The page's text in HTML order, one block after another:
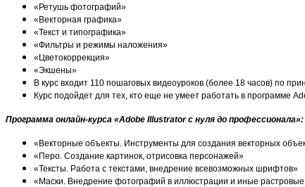
«Ретушь фотографий»
«Векторная графика»
«Текст и типографика»
«Фильтры и режимы наложения»
«Цветокоррекция»
«Экшены»
В курс входит 110 пошаговых видеоуроков (более 18 часов) по
Курс подойдет для тех, кто еще не умеет работать в программе
Программа онлайн-курса «Adobe Illustrator с нуля до профессионала»:
«Векторные объекты. Инструменты для создания векторных
«Перо. Создание картинок, отрисовка персонажей»
«Тексты. Работа с текстами, внедрение всевозможных шрифтов»
«Маски. Внедрение фотографий в иллюстрации и иные